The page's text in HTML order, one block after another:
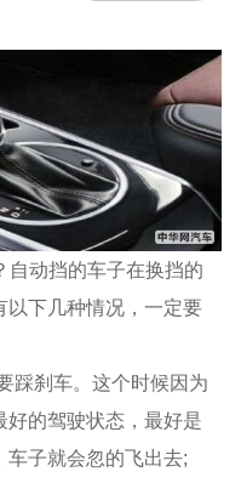
自动挡的车子在换挡的
以下几种情况，一定要
踩刹车。这个时候因为
的驾驶状态，最好是
车子就会忽的飞出去;